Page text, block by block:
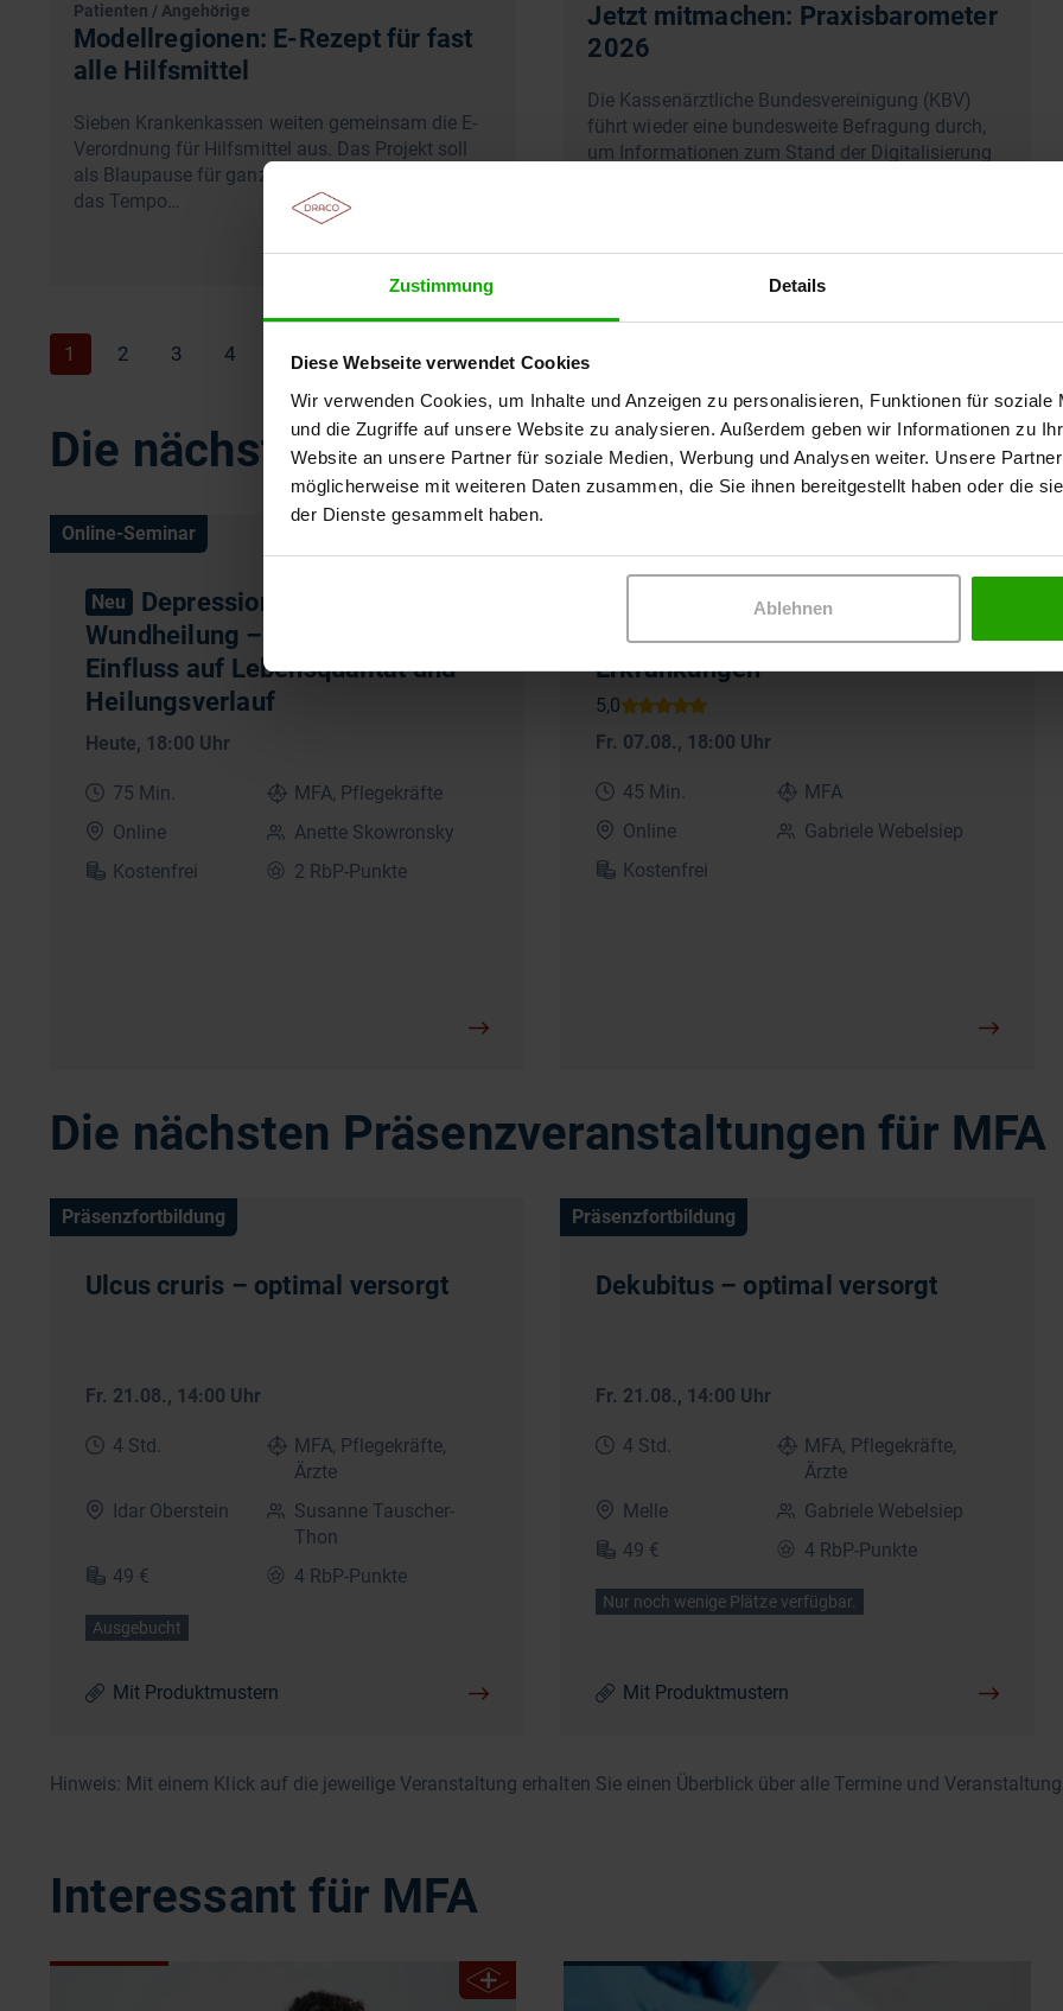
Zustimmung Details
Diese Webseite verwendet Cookies
Wir verwenden Cookies, um Inhalte und Anzeigen zu personalisieren, Funktionen für soziale
und die Zugriffe auf unsere Website zu analysieren. Außerdem geben wir Informationen zu
Website an unsere Partner für soziale Medien, Werbung und Analysen weiter. Unsere
möglicherweise mit weiteren Daten zusammen, die Sie ihnen bereitgestellt haben oder die
der Dienste gesammelt haben.
Ablehnen
Patienten / Angehörige
Modellregionen: E-Rezept für fast
alle Hilfsmittel
Sieben Krankenkassen weiten gemeinsam die E-
Verordnung für Hilfsmittel aus. Das Projekt soll
als Blaupause für ganz Deutschland dienen und
das Tempo…
Jetzt mitmachen: Praxisbarometer
2026
Die Kassenärztliche Bundesvereinigung (KBV)
führt wieder eine bundesweite Befragung durch,
um Informationen zum Stand der Digitalisierung
1 2 3 4 74 Weiter
Die nächsten Online-Seminare für MFA
Online-Seminar
Neu
Depressionen und
Wundheilung – Der unterschätzte
Einfluss auf Lebensqualität und
Heilungsverlauf
Heute, 18:00 Uhr
75 Min.
MFA, Pflegekräfte
Online
Anette Skowronsky
Kostenfrei
2 RbP-Punkte
HPV-Impfung – Der wirksame
Schutz vor Krebs und anderen
Erkrankungen
Fr. 07.08., 18:00 Uhr
45 Min.
MFA
Online
Gabriele Webelsiep
Kostenfrei
Die nächsten Präsenzveranstaltungen für MFA
Präsenzfortbildung
Ulcus cruris – optimal versorgt
Fr. 21.08., 14:00 Uhr
4 Std.
MFA, Pflegekräfte,
Ärzte
Idar Oberstein
Susanne Tauscher-
Thon
49 €
4 RbP-Punkte
Ausgebucht
Mit Produktmustern
Präsenzfortbildung
Dekubitus – optimal versorgt
Fr. 21.08., 14:00 Uhr
4 Std.
MFA, Pflegekräfte,
Ärzte
Melle
Gabriele Webelsiep
49 €
4 RbP-Punkte
Nur noch wenige Plätze verfügbar.
Mit Produktmustern
Hinweis: Mit einem Klick auf die jeweilige Veranstaltung erhalten Sie einen Überblick über alle Termine und
Interessant für MFA